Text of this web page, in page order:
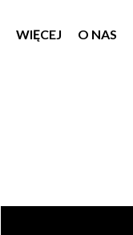
WIĘCEJ O NAS